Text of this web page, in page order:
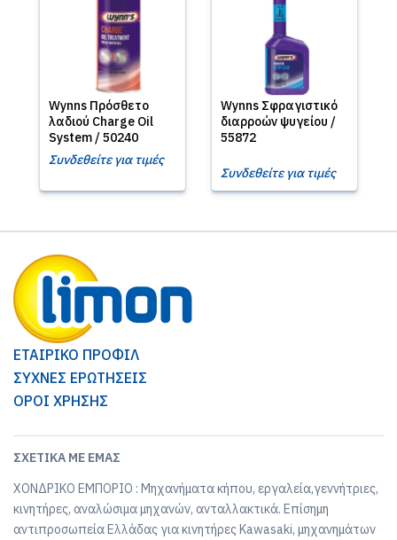
Wynns Πρόσθετο
λαδιού Charge Oil
System / 50240
Συνδεθείτε για τιμές
Wynns Σφραγιστικό
διαρροών ψυγείου /
55872
Συνδεθείτε για τιμές
ΕΤΑΙΡΙΚΟ ΠΡΟΦΙΛ
ΣΥΧΝΕΣ ΕΡΩΤΗΣΕΙΣ
ΟΡΟΙ ΧΡΗΣΗΣ
ΣΧΕΤΙΚΆ ΜΕ ΕΜΆΣ
ΧΟΝΔΡΙΚΟ ΕΜΠΟΡΙΟ : Μηχανήματα κήπου, εργαλεία,γεννήτριες,
κινητήρες, αναλώσιμα μηχανών, ανταλλακτικά. Επίσημη
αντιπροσωπεία Ελλάδας για κινητήρες Kawasaki, μηχανημάτων